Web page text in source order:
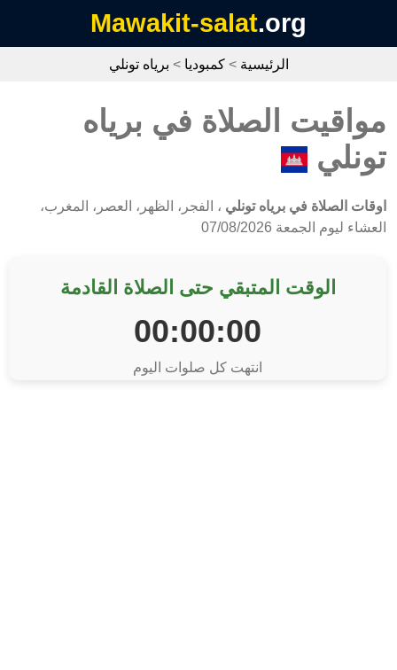
Mawakit-salat.org
الرئيسية > كمبوديا > برياه تونلي
مواقيت الصلاة في برياه
تونلي
اوقات الصلاة في برياه تونلي ، الفجر، الظهر، العصر، المغرب،
العشاء ليوم الجمعة 07/08/2026
الوقت المتبقي حتى الصلاة القادمة
00:00:00
انتهت كل صلوات اليوم